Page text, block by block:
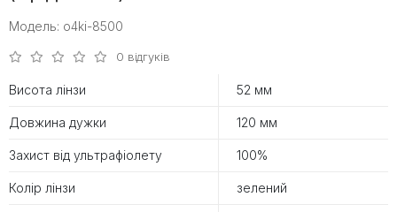
Модель: o4ki-8500
0 відгуків
Висота лінзи 52 мм
Довжина дужки 120 мм
Захист від ультрафіолету 100%
Колір лінзи зелений